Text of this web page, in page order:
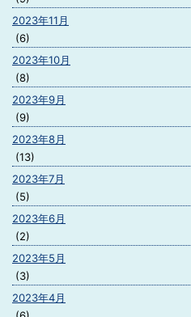
2023年11月
(6)
2023年10月
(8)
2023年9月
(9)
2023年8月
(13)
2023年7月
(5)
2023年6月
(2)
2023年5月
(3)
2023年4月